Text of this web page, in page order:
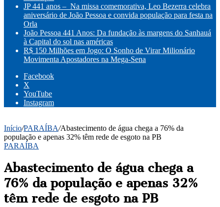
JP 441 anos – Na missa comemorativa, Leo Bezerra celebra
aniversário de João Pessoa e convida população para festa na
Orla
João Pessoa 441 Anos: Da fundação às margens do Sanhauá
à Capital do sol nas américas
R$ 150 Milhões em Jogo: O Sonho de Virar Milionário
Movimenta Apostadores na Mega-Sena
Facebook
X
YouTube
Instagram
Início/PARAÍBA/Abastecimento de água chega a 76% da
população e apenas 32% têm rede de esgoto na PB
PARAÍBA
Abastecimento de água chega a
76% da população e apenas 32%
têm rede de esgoto na PB